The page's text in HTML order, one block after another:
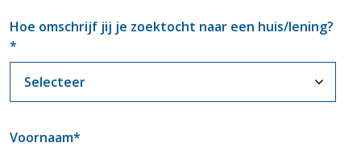
Hoe omschrijf jij je zoektocht naar een huis/lening?
*
Voornaam*